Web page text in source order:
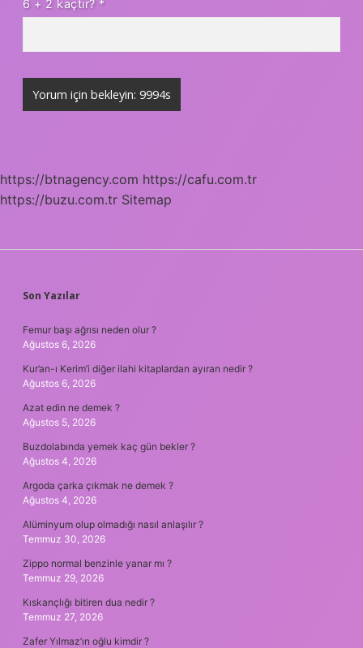
6 + 2 kaçtır? *
https://btnagency.com https://cafu.com.tr
https://buzu.com.tr Sitemap
SIDEBAR
Son Yazılar
Femur başı ağrısı neden olur ?
Ağustos 6, 2026
Kur’an-ı Kerim’i diğer ilahi kitaplardan ayıran nedir ?
Ağustos 6, 2026
Azat edin ne demek ?
Ağustos 5, 2026
Buzdolabında yemek kaç gün bekler ?
Ağustos 4, 2026
Argoda çarka çıkmak ne demek ?
Ağustos 4, 2026
Alüminyum olup olmadığı nasıl anlaşılır ?
Temmuz 30, 2026
Zippo normal benzinle yanar mı ?
Temmuz 29, 2026
Kıskançlığı bitiren dua nedir ?
Temmuz 27, 2026
Zafer Yılmaz’ın oğlu kimdir ?